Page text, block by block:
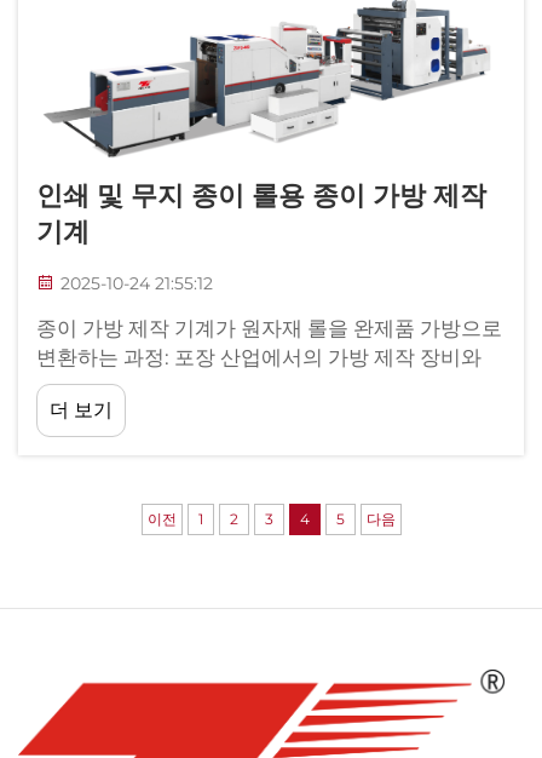
인쇄 및 무지 종이 롤용 종이 가방 제작
기계
2025-10-24 21:55:12
종이 가방 제작 기계가 원자재 롤을 완제품 가방으로
변환하는 과정: 포장 산업에서의 가방 제작 장비와
자동화의 발전. 1900년대 초반에는 오래된 기계들이
각 접힘과 본드 작업마다 사람이 바로 옆에 서서 감
시해야 했지만...
더 보기
이전 1 2 3 4 5 다음